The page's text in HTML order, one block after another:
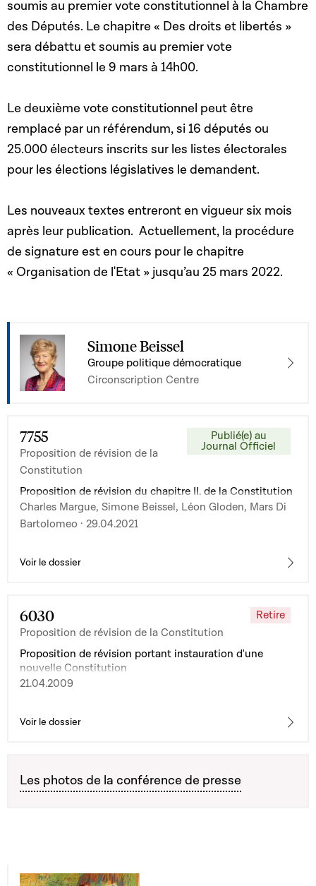
soumis au premier vote constitutionnel à la Chambre
des Députés. Le chapitre « Des droits et libertés »
sera débattu et soumis au premier vote
constitutionnel le 9 mars à 14h00.
Le deuxième vote constitutionnel peut être
remplacé par un référendum, si 16 députés ou
25.000 électeurs inscrits sur les listes électorales
pour les élections législatives le demandent.
Les nouveaux textes entreront en vigueur six mois
après leur publication. Actuellement, la procédure
de signature est en cours pour le chapitre
« Organisation de l'Etat » jusqu’au 25 mars 2022.
Simone Beissel
Groupe politique démocratique
Circonscription Centre
7755
Proposition de révision de la
Constitution
Publié(e) au
Journal Officiel
Proposition de révision du chapitre II. de la Constitution
Charles Margue, Simone Beissel, Léon Gloden, Mars Di
Bartolomeo · 29.04.2021
Voir le dossier
6030
Proposition de révision de la Constitution
Retire
Proposition de révision portant instauration d'une
nouvelle Constitution
21.04.2009
Voir le dossier
Les photos de la conférence de presse